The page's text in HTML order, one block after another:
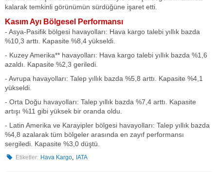
kalarak temkinli görünümün sürdüğüne işaret etti.
Kasım Ayı Bölgesel Performansı
- Asya-Pasifik bölgesi havayolları: Hava kargo talebi yıllık bazda
%10,3 arttı. Kapasite %8,4 yükseldi.
- Kuzey Amerika** havayolları: Hava kargo talebi yıllık bazda %1,6
azaldı. Kapasite %2,3 geriledi.
- Avrupa havayolları: Talep yıllık bazda %5,8 arttı. Kapasite %4,1
yükseldi.
- Orta Doğu havayolları: Talep yıllık bazda %7,4 arttı. Kapasite
artışı %11 gibi yüksek bir oranda oldu.
- Latin Amerika ve Karayipler bölgesi havayolları: Talep yıllık bazda
%4,8 azalarak tüm bölgeler arasında en zayıf performansı
sergiledi. Kapasite %3,0 düştü.
Etiketler: Hava Kargo, IATA